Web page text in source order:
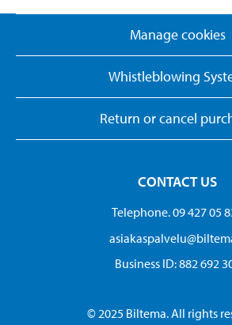
Manage cookies
Whistleblowing
Return or cancel
CONTACT US
Telephone. 09 427 05
Business ID:​ 882 692
© 2025 Biltema. All rights